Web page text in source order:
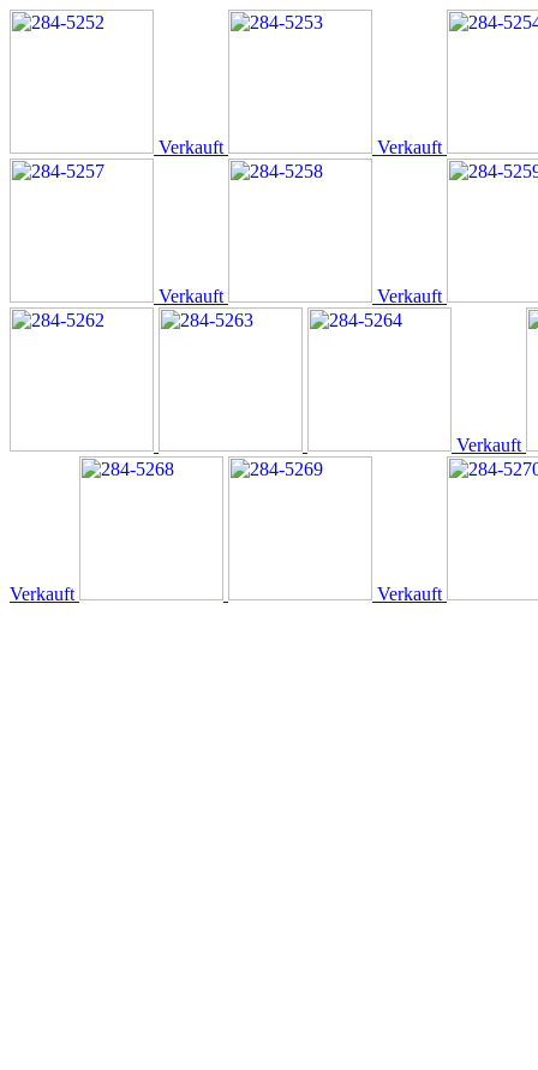
Verkauft Verkauft
Verkauft Verkauft
Verkauft
Verkauft Verkauft